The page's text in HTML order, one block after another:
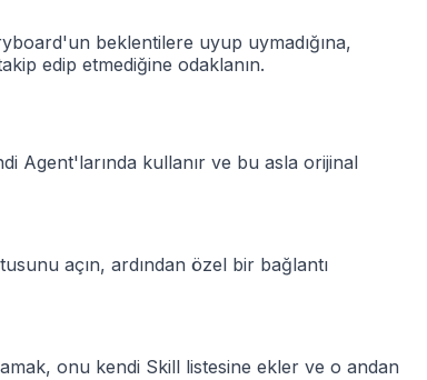
beklentilere uyup uymadığına,
edip etmediğine odaklanın.
Agent'larında kullanır ve bu asla orijinal
açın, ardından özel bir bağlantı
onu kendi Skill listesine ekler ve o andan